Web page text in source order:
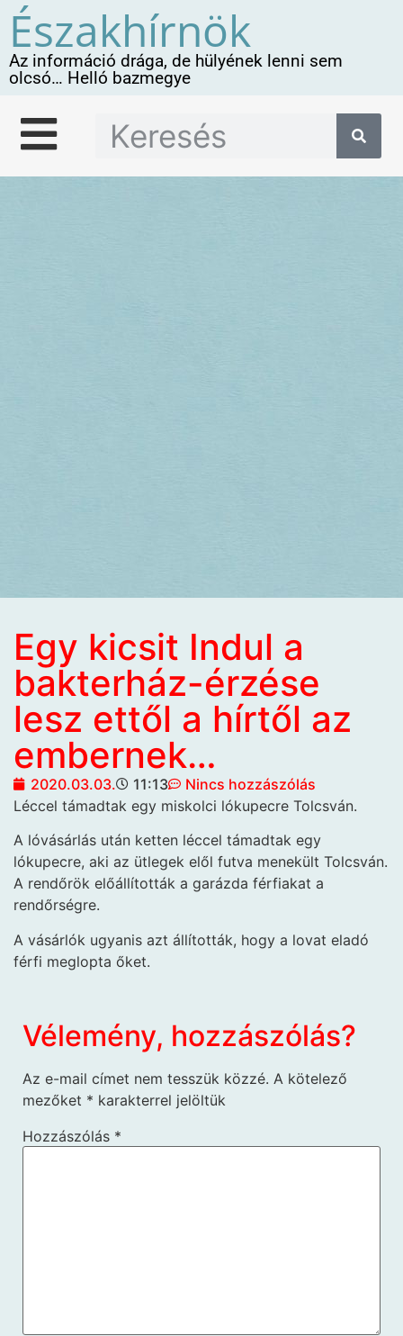
Északhírnök
Az információ drága, de hülyének lenni sem
olcsó… Helló bazmegye
Egy kicsit Indul a
bakterház-érzése
lesz ettől a hírtől az
embernek…
2020.03.03. 11:13
Nincs hozzászólás
Léccel támadtak egy miskolci lókupecre Tolcsván.
A lóvásárlás után ketten léccel támadtak egy
lókupecre, aki az ütlegek elől futva menekült Tolcsván.
A rendőrök előállították a garázda férfiakat a
rendőrségre.
A vásárlók ugyanis azt állították, hogy a lovat eladó
férfi meglopta őket.
Vélemény, hozzászólás?
Az e-mail címet nem tesszük közzé. A kötelező
mezőket * karakterrel jelöltük
Hozzászólás *